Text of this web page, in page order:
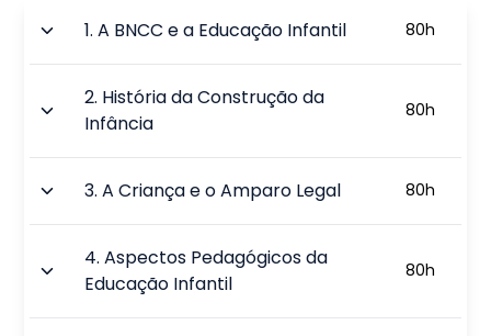
1.A BNCC e a Educação Infantil 80h
2. História da Construção da
Infância
80h
3.A Criança e o Amparo Legal 80h
4.Aspectos Pedagógicos da
Educação Infantil
80h